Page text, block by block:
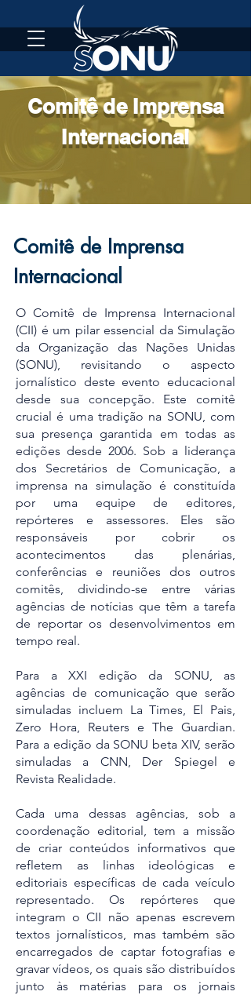
Comitê de Imprensa
Internacional
Comitê de Imprensa
Internacional
O Comitê de Imprensa Internacional
(CII) é um pilar essencial da Simulação
da Organização das Nações Unidas
(SONU), revisitando o aspecto
jornalístico deste evento educacional
desde sua concepção. Este comitê
crucial é uma tradição na SONU, com
sua presença garantida em todas as
edições desde 2006. Sob a liderança
dos Secretários de Comunicação, a
imprensa na simulação é constituída
por uma equipe de editores,
repórteres e assessores. Eles são
responsáveis por cobrir os
acontecimentos das plenárias,
conferências e reuniões dos outros
comitês, dividindo-se entre várias
agências de notícias que têm a tarefa
de reportar os desenvolvimentos em
tempo real.
Para a XXI edição da SONU, as
agências de comunicação que serão
simuladas incluem La Times, El Pais,
Zero Hora, Reuters e The Guardian.
Para a edição da SONU beta XIV, serão
simuladas a CNN, Der Spiegel e
Revista Realidade.
Cada uma dessas agências, sob a
coordenação editorial, tem a missão
de criar conteúdos informativos que
refletem as linhas ideológicas e
editoriais específicas de cada veículo
representado. Os repórteres que
integram o CII não apenas escrevem
textos jornalísticos, mas também são
encarregados de captar fotografias e
gravar vídeos, os quais são distribuídos
junto às matérias para os jornais